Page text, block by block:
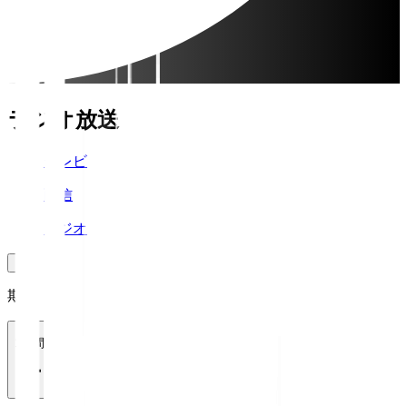
ラジオ放送
テレビ
配信
ラジオ
期間
1週間